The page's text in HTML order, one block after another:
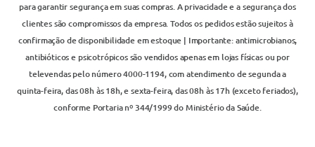
para garantir segurança em suas compras. A privacidade e a segurança dos
clientes são compromissos da empresa. Todos os pedidos estão sujeitos à
confirmação de disponibilidade em estoque | Importante: antimicrobianos,
antibióticos e psicotrópicos são vendidos apenas em lojas físicas ou por
televendas pelo número 4000-1194, com atendimento de segunda a
quinta-feira, das 08h às 18h, e sexta-feira, das 08h às 17h (exceto feriados),
conforme Portaria nº 344/1999 do Ministério da Saúde.